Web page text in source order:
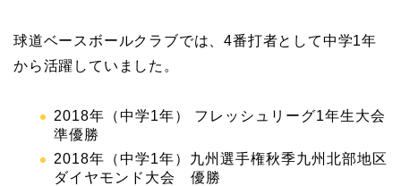
球道ベースボールクラブでは、4番打者として中学1年
から活躍していました。
2018年（中学1年） フレッシュリーグ1年生大会
準優勝
2018年（中学1年）九州選手権秋季九州北部地区
ダイヤモンド大会 優勝